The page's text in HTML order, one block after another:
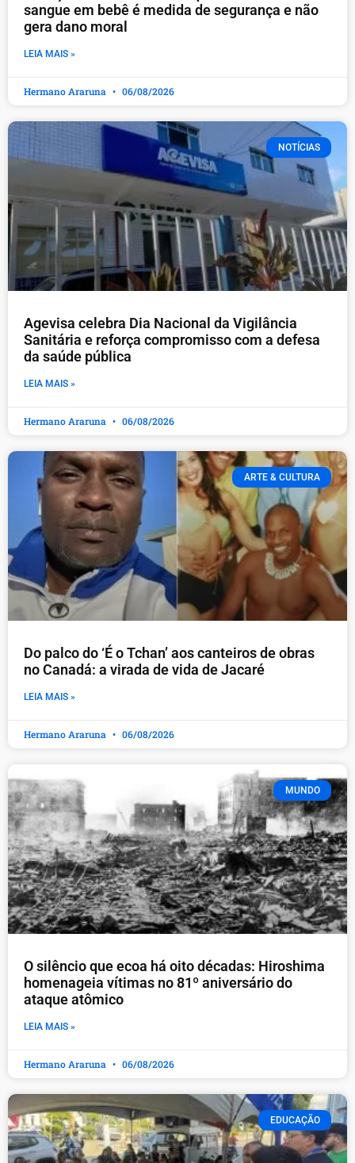
sangue em bebê é medida de segurança e não
gera dano moral
LEIA MAIS »
Hermano Araruna 06/08/2026
NOTÍCIAS
Agevisa celebra Dia Nacional da Vigilância
Sanitária e reforça compromisso com a defesa
da saúde pública
LEIA MAIS »
Hermano Araruna 06/08/2026
ARTE & CULTURA
Do palco do ‘É o Tchan’ aos canteiros de obras
no Canadá: a virada de vida de Jacaré
LEIA MAIS »
Hermano Araruna 06/08/2026
MUNDO
O silêncio que ecoa há oito décadas: Hiroshima
homenageia vítimas no 81º aniversário do
ataque atômico
LEIA MAIS »
Hermano Araruna 06/08/2026
EDUCAÇÃO